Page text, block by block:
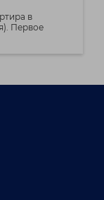
в
Первое